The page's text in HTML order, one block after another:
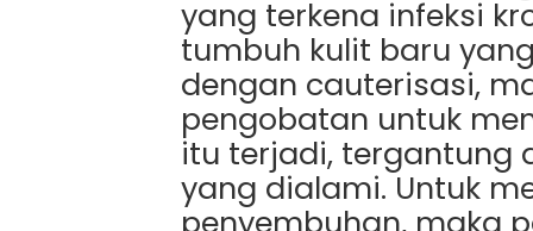
yang terkena infeksi
tumbuh kulit baru
dengan cauterisasi,
pengobatan untuk
itu terjadi, tergantung
yang dialami. Untuk